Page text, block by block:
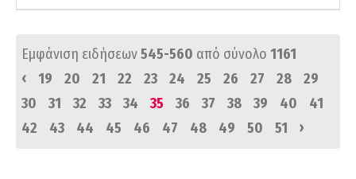
Εμφάνιση ειδήσεων545-560 από σύνολο 1161
‹
19 20 21 22 23 24 25 26 27 28
29
30
31 32 33 34 35 36 37 38 39 40
41
42
43 44 45 46 47 48 49 50 51 ›